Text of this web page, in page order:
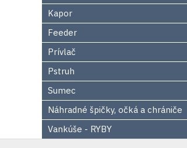
Kapor
Feeder
Prívlač
Pstruh
Sumec
Náhradné špičky, očká a chrániče
Vankúše - RYBY